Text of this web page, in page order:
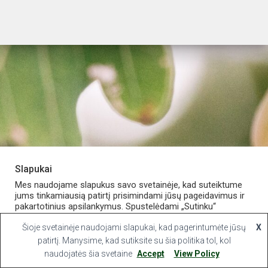
PARDUOTUVĖ APIE VAISTINĘ MANO PASKYRA
KONTAKTAI
Hestia | Developed byThemeIsle
Slapukai
Mes naudojame slapukus savo svetainėje, kad suteiktume
jums tinkamiausią patirtį prisimindami jūsų pageidavimus ir
pakartotinius apsilankymus. Spustelėdami „Sutinku“
sutinkate naudoti VISUS slapukus.
Slapukų nustatymai Sutinku
Šioje svetainėje naudojami slapukai, kad pagerintumėte jūsų
patirtį. Manysime, kad sutiksite su šia politika tol, kol
naudojatės šia svetaine
X
Accept View Policy